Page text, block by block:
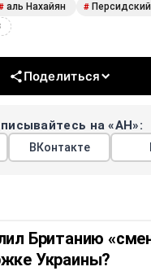
аль Нахайян #
Поделиться
на «АН»:
ВКонтакте
Британию
Украины?